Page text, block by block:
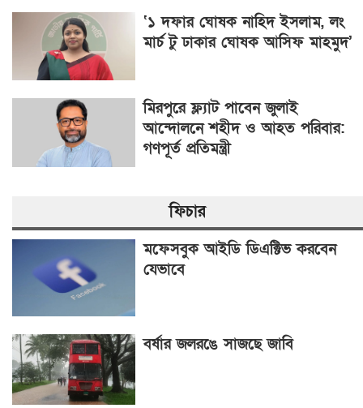
‘১ দফার ঘোষক নাহিদ ইসলাম, লং
মার্চ টু ঢাকার ঘোষক আসিফ মাহমুদ’
মিরপুরে ফ্ল্যাট পাবেন জুলাই
আন্দোলনে শহীদ ও আহত পরিবার:
গণপূর্ত প্রতিমন্ত্রী
ফিচার
মফেসবুক আইডি ডিএক্টিভ করবেন
যেভাবে
বর্ষার জলরঙে সাজছে জাবি